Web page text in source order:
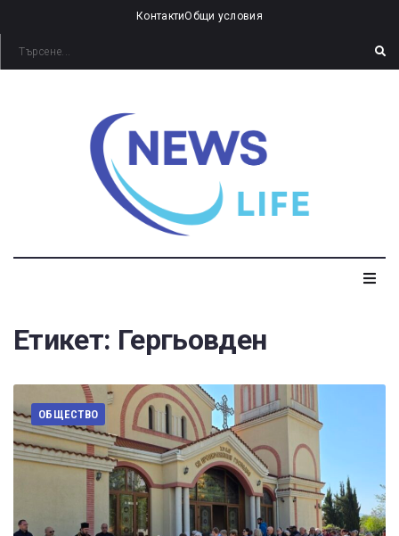
КонтактиОбщи условия
Етикет: Гергьовден
ОБЩЕСТВО